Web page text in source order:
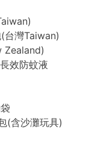
台灣Taiwan)
Zealand)
效防蚊液
(含沙灘玩具)